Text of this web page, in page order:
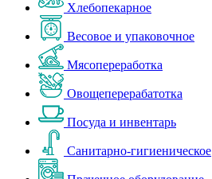
Хлебопекарное
Весовое и упаковочное
Мясопереработка
Овощеперерабатотка
Посуда и инвентарь
Санитарно-гигиеническое